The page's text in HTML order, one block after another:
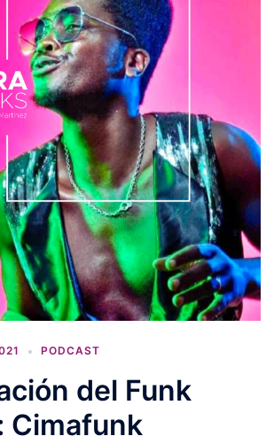
PODCAST
del Funk
Cimafunk